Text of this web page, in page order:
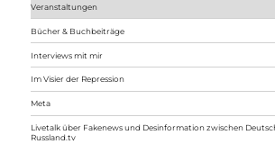
Veranstaltungen
Bücher & Buchbeiträge
Interviews mit mir
Im Visier der Repression
Meta
Livetalk über Fakenews und Desinformation zwischen
Russland.tv